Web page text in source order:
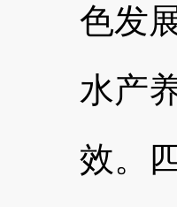
色发
水产
效。